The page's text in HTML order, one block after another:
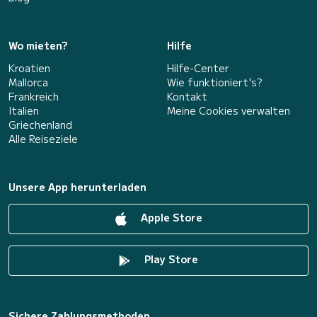
Wo mieten?
Kroatien
Mallorca
Frankreich
Italien
Griechenland
Alle Reiseziele
Hilfe
Hilfe-Center
Wie funktioniert's?
Kontakt
Meine Cookies verwalten
Unsere App herunterladen
Apple Store
Play Store